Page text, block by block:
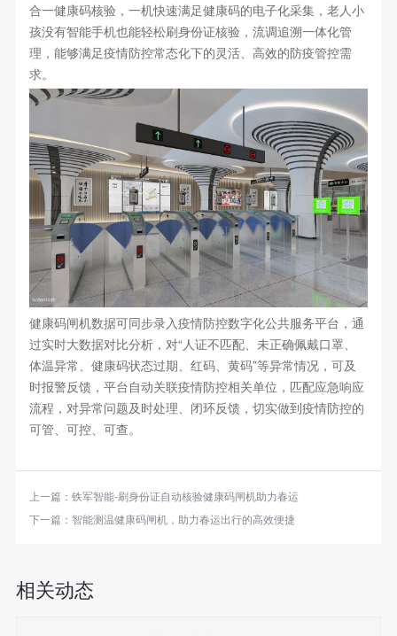
合一健康码核验，一机快速满足健康码的电子化采集，老人小
孩没有智能手机也能轻松刷身份证核验，流调追溯一体化管
理，能够满足疫情防控常态化下的灵活、高效的防疫管控需
求。
健康码闸机数据可同步录入疫情防控数字化公共服务平台，通
过实时大数据对比分析，对“人证不匹配、未正确佩戴口罩、
体温异常、健康码状态过期、红码、黄码”等异常情况，可及
时报警反馈，平台自动关联疫情防控相关单位，匹配应急响应
流程，对异常问题及时处理、闭环反馈，切实做到疫情防控的
可管、可控、可查。
上一篇： 铁军智能-刷身份证自动核验健康码闸机助力春运
下一篇： 智能测温健康码闸机，助力春运出行的高效便捷
相关动态